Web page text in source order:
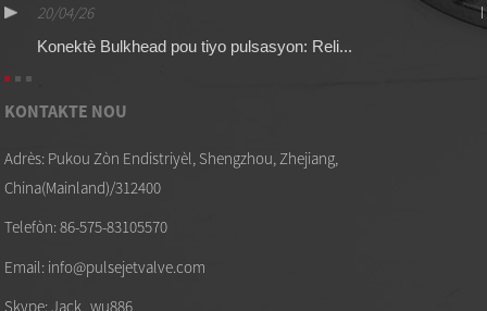
20/04/26
Konektè Bulkhead pou tiyo pulsasyon: Reli...
KONTAKTE NOU
Adrès: Pukou Zòn Endistriyèl, Shengzhou, Zhejiang,
China(Mainland)/312400
Telefòn: 86-575-83105570
Email: info@pulsejetvalve.com
Skype: Jack_wu886